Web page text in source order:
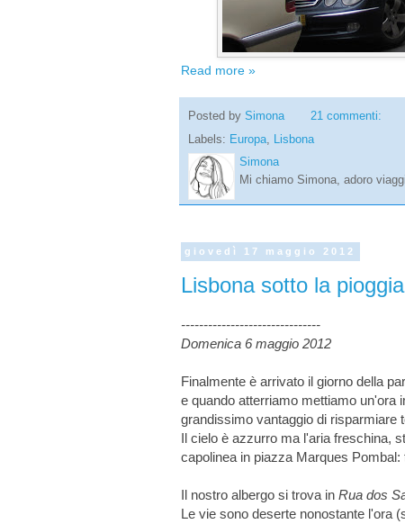
Read more »
Posted by Simona
21 commenti:
Labels: Europa, Lisbona
Simona
Mi chiamo Simona, adoro
giovedì 17 maggio 2012
Lisbona sotto la pioggia
-------------------------------
Domenica 6 maggio 2012
Finalmente è arrivato il giorno della
e quando atterriamo mettiamo un'ora
grandissimo vantaggio di risparmiare
Il cielo è azzurro ma l'aria freschina,
capolinea in piazza Marques
Il nostro albergo si trova in Rua dos
Le vie sono deserte nonostante l'ora